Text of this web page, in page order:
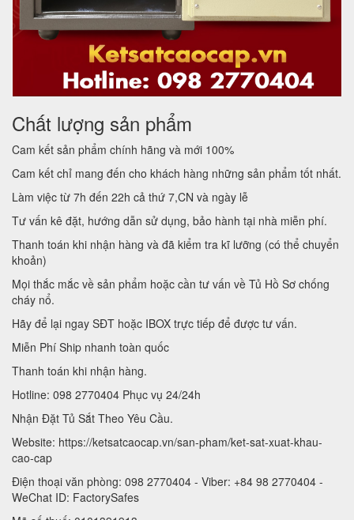
Chất lượng sản phẩm
Cam kết sản phẩm chính hãng và mới 100%
Cam kết chỉ mang đến cho khách hàng những sản phẩm tốt nhất.
Làm việc từ 7h đến 22h cả thứ 7,CN và ngày lễ
Tư vấn kê đặt, hướng dẫn sử dụng, bảo hành tại nhà miễn phí.
Thanh toán khi nhận hàng và đã kiểm tra kĩ lưỡng (có thể chuyển
khoản)
Mọi thắc mắc về sản phẩm hoặc cần tư vấn về Tủ Hồ Sơ chống
cháy nổ.
Hãy để lại ngay SĐT hoặc IBOX trực tiếp để được tư vấn.
Miễn Phí Ship nhanh toàn quốc
Thanh toán khi nhận hàng.
Hotline: 098 2770404 Phục vụ 24/24h
Nhận Đặt Tủ Sắt Theo Yêu Cầu.
Website: https://ketsatcaocap.vn/san-pham/ket-sat-xuat-khau-
cao-cap
Điện thoại văn phòng: 098 2770404 - Viber: +84 98 2770404 -
WeChat ID: FactorySafes